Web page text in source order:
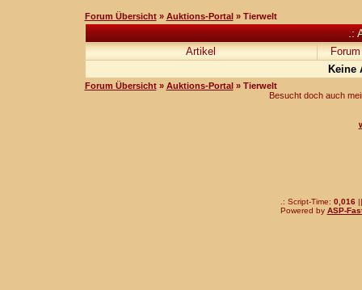
Forum Übersicht» Auktions-Portal » Tierwelt
.:
Artikel
Forum
Keine
Forum Übersicht» Auktions-Portal » Tierwelt
Besucht doch auch
.: Script-Time: 0,016||
Powered by ASP-